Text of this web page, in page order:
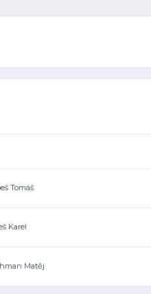
Tomáš
Karel
Matěj